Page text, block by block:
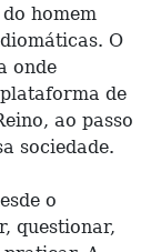
homem
O
onde
de
ao passo
sociedade.
o
questionar,